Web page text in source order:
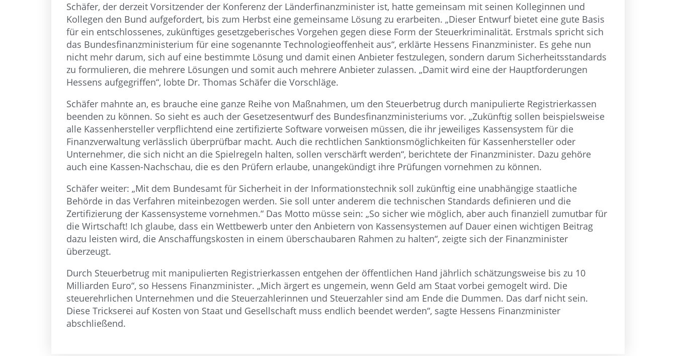
Schäfer, der derzeit Vorsitzender der Konferenz der Länderfinanzminister ist, hatte gemeinsam mit seinen Kolleginnen und
Kollegen den Bund aufgefordert, bis zum Herbst eine gemeinsame Lösung zu erarbeiten. „Dieser Entwurf bietet eine gute Basis
für ein entschlossenes, zukünftiges gesetzgeberisches Vorgehen gegen diese Form der Steuerkriminalität. Erstmals spricht sich
das Bundesfinanzministerium für eine sogenannte Technologieoffenheit aus“, erklärte Hessens Finanzminister. Es gehe nun
nicht mehr darum, sich auf eine bestimmte Lösung und damit einen Anbieter festzulegen, sondern darum Sicherheitsstandards
zu formulieren, die mehrere Lösungen und somit auch mehrere Anbieter zulassen. „Damit wird eine der Hauptforderungen
Hessens aufgegriffen“, lobte Dr. Thomas Schäfer die Vorschläge.
Schäfer mahnte an, es brauche eine ganze Reihe von Maßnahmen, um den Steuerbetrug durch manipulierte Registrierkassen
beenden zu können. So sieht es auch der Gesetzesentwurf des Bundesfinanzministeriums vor. „Zukünftig sollen beispielsweise
alle Kassenhersteller verpflichtend eine zertifizierte Software vorweisen müssen, die ihr jeweiliges Kassensystem für die
Finanzverwaltung verlässlich überprüfbar macht. Auch die rechtlichen Sanktionsmöglichkeiten für Kassenhersteller oder
Unternehmer, die sich nicht an die Spielregeln halten, sollen verschärft werden“, berichtete der Finanzminister. Dazu gehöre
auch eine Kassen-Nachschau, die es den Prüfern erlaube, unangekündigt ihre Prüfungen vornehmen zu können.
Schäfer weiter: „Mit dem Bundesamt für Sicherheit in der Informationstechnik soll zukünftig eine unabhängige staatliche
Behörde in das Verfahren miteinbezogen werden. Sie soll unter anderem die technischen Standards definieren und die
Zertifizierung der Kassensysteme vornehmen.“ Das Motto müsse sein: „So sicher wie möglich, aber auch finanziell zumutbar für
die Wirtschaft! Ich glaube, dass ein Wettbewerb unter den Anbietern von Kassensystemen auf Dauer einen wichtigen Beitrag
dazu leisten wird, die Anschaffungskosten in einem überschaubaren Rahmen zu halten“, zeigte sich der Finanzminister
überzeugt.
Durch Steuerbetrug mit manipulierten Registrierkassen entgehen der öffentlichen Hand jährlich schätzungsweise bis zu 10
Milliarden Euro“, so Hessens Finanzminister. „Mich ärgert es ungemein, wenn Geld am Staat vorbei gemogelt wird. Die
steuerehrlichen Unternehmen und die Steuerzahlerinnen und Steuerzahler sind am Ende die Dummen. Das darf nicht sein.
Diese Trickserei auf Kosten von Staat und Gesellschaft muss endlich beendet werden“, sagte Hessens Finanzminister
abschließend.